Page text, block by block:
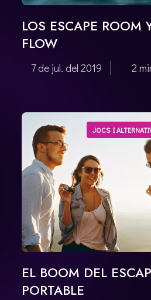
LOS ESCAPE ROOM
FLOW
7 de jul. del 2019 2
JOCS I
EL BOOM DEL
PORTABLE